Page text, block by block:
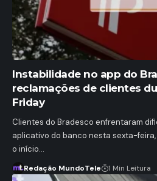
Instabilidade no app do
reclamações de clientes
Friday
Clientes do Bradesco enfrentaram
aplicativo do banco nesta sexta-feira,
o início…
Redação MundoTele 1 Min Leitura